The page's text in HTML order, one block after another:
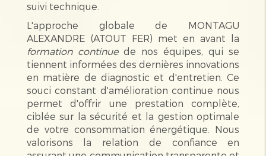
suivi technique.
L'approche globale de MONTAGU
ALEXANDRE (ATOUT FER) met en avant la
formation continuede nos équipes, qui se
tiennent informées des dernières innovations
en matière de diagnostic et d'entretien. Ce
souci constant d'amélioration continue nous
permet d'offrir une prestation complète,
ciblée sur la sécurité et la gestion optimale
de votre consommation énergétique. Nous
valorisons la relation de confiance en